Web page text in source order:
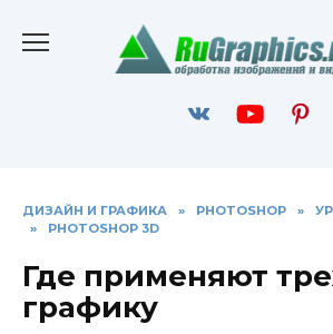
содержанию
ДИЗАЙН И ГРАФИКА » PHOTOSHOP »
»
PHOTOSHOP 3D
Где применяют
графику